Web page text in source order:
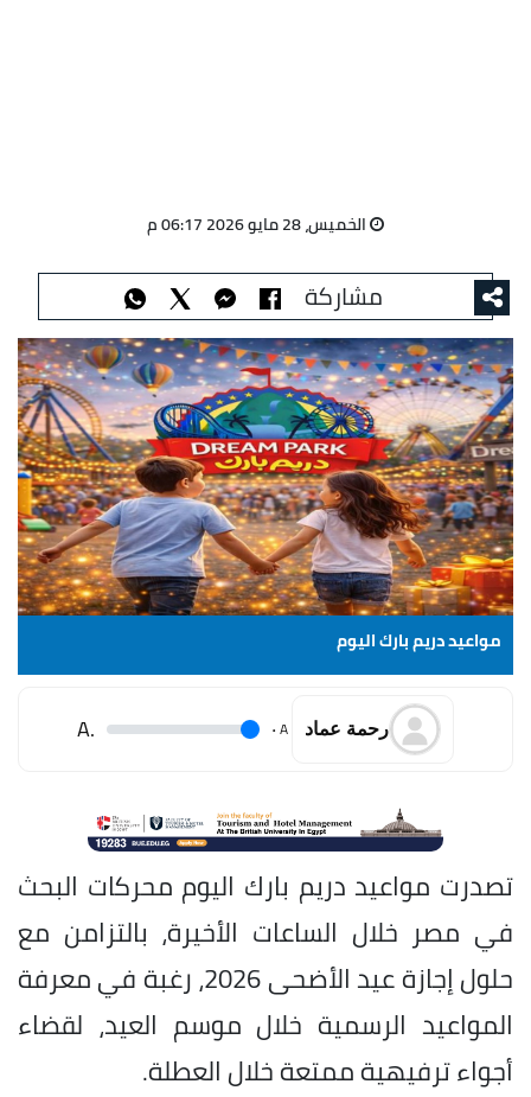
الخميس، 28 مايو 2026 06:17 م
مشاركة
مواعيد دريم بارك اليوم
رحمة عماد A
.
.A
تصدرت مواعيد دريم بارك اليوم محركات البحث
في مصر خلال الساعات الأخيرة، بالتزامن مع
حلول إجازة عيد الأضحى 2026، رغبة في معرفة
المواعيد الرسمية خلال موسم العيد، لقضاء
أجواء ترفيهية ممتعة خلال العطلة.